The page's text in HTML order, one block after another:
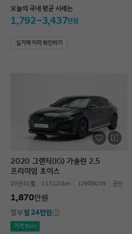
오늘의 국내 평균 시세는
1,792~3,437만원
실거래 이력 확인하기
2020 그랜저(IG) 가솔린 2.5
프리미엄 초이스
20년 01월 117,121km 129마4239 군산
1,870만원
할부월 24만원
가격 Slim